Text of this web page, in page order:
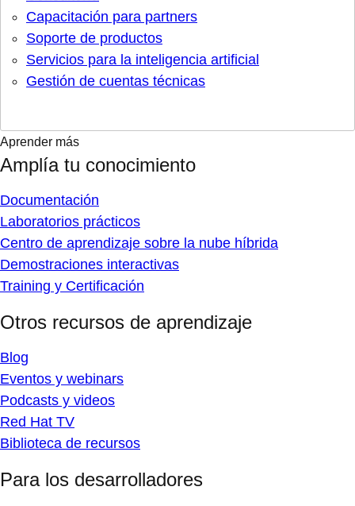
Capacitación para partners
Soporte de productos
Servicios para la inteligencia artificial
Gestión de cuentas técnicas
Aprender más
Amplía tu conocimiento
Documentación
Laboratorios prácticos
Centro de aprendizaje sobre la nube híbrida
Demostraciones interactivas
Training y Certificación
Otros recursos de aprendizaje
Blog
Eventos y webinars
Podcasts y videos
Red Hat TV
Biblioteca de recursos
Para los desarrolladores